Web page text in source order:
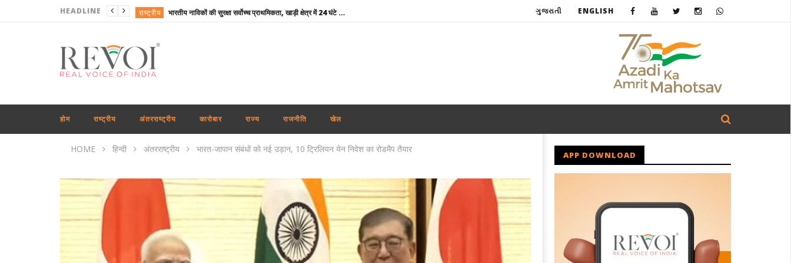
HEADLINE राष्ट्रीय भारतीय नाविकों की सुरक्षा सर्वोच्च प्राथमिकता, खाड़ी क्षेत्र में 24 घंटे हेल्पलाइन सक्रिय : विदेश मंत्रालय
अंतरराष्ट्रीय
कारोबार
अंतरराष्ट्रीय
राष्ट्रीय Rabindranath Tagore Death Anniversary : राष्ट्रपति नहीं, नेताओं ने दी श्रद्धांजलि, ओम बिड़ला से योगी तक ने किया नमन
दिल्ली दिल्ली-एनसीआर में झमाझम बारिश से मौसम हुआ सुहाना, IMD ने जारी किया येलो अलर्ट; जानें अगले 5 दिनों का हाल
तमिलनाडु के सीएम विजय को राहत : पत्नी संगीता ने वापस ली तलाक की अर्जी
ગુજરાતી ENGLISH
होम राष्ट्रीय अंतरराष्ट्रीय कारोबार राज्य राजनीति खेल
HOME हिन्दी अंतरराष्ट्रीय भारत-जापान संबंधों को नई उड़ान, 10 ट्रिलियन येन निवेश का रोडमैप तैयार
APP DOWNLOAD